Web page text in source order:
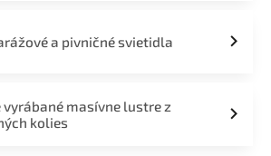
a pivničné svietidla
vyrábané masívne lustre z
kolies